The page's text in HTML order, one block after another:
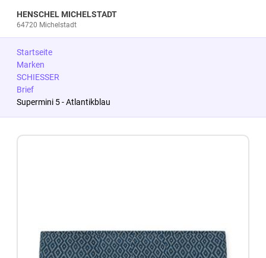
HENSCHEL MICHELSTADT
64720 Michelstadt
Startseite
Marken
SCHIESSER
Brief
Supermini 5 - Atlantikblau